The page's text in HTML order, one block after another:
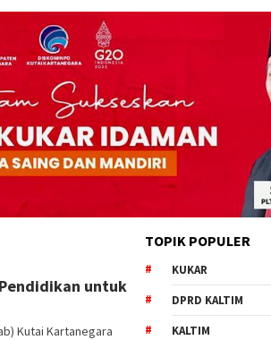
untuk
Kutai Kartanegara
TOPIK POPULER
KUKAR
DPRD KALTIM
KALTIM